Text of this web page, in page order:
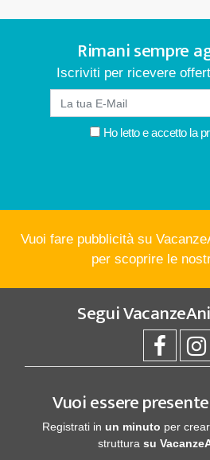
Rimani sempre
Iscriviti per ricevere
Ho letto e accetto la
Vuoi fare pubblicità su
per scoprire le
Segui
Vuoi essere
Registrati in un minuto per
struttura su